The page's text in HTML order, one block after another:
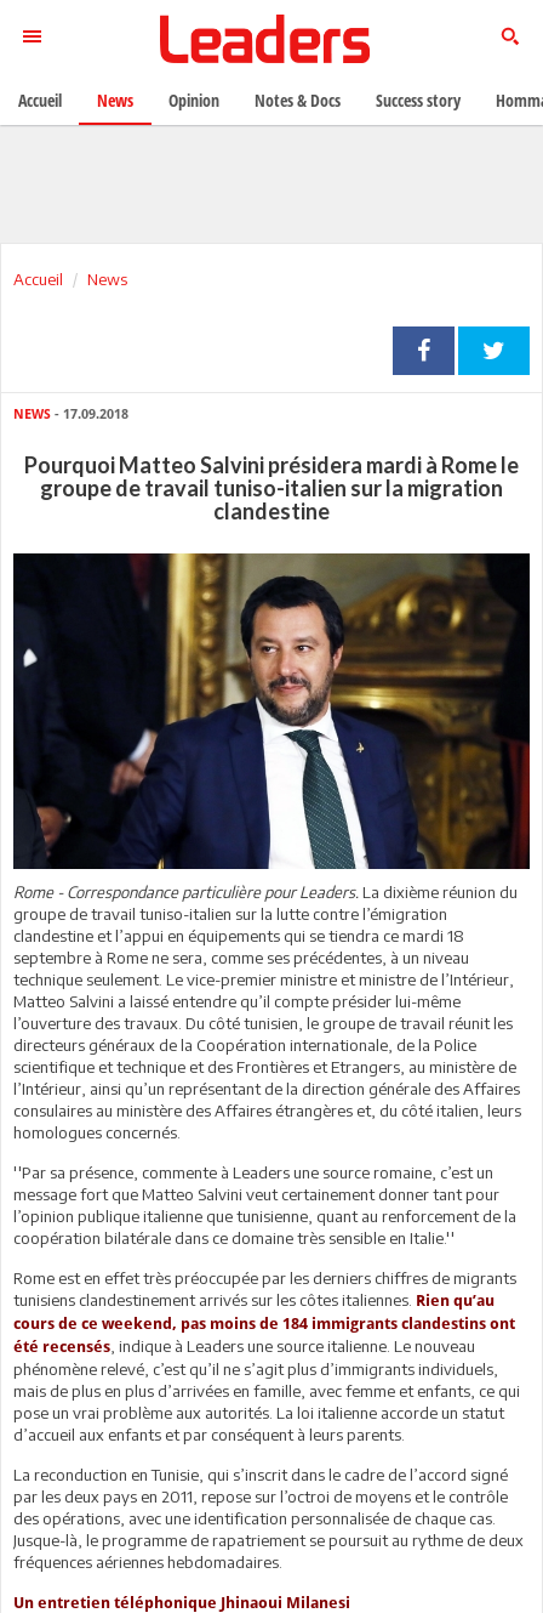
Accueil News
NEWS - 17.09.2018
Pourquoi Matteo Salvini présidera mardi à Rome le
groupe de travail tuniso-italien sur la migration
clandestine
Rome - Correspondance particulière pour Leaders. La dixième réunion du
groupe de travail tuniso-italien sur la lutte contre l’émigration
clandestine et l’appui en équipements qui se tiendra ce mardi 18
septembre à Rome ne sera, comme ses précédentes, à un niveau
technique seulement. Le vice-premier ministre et ministre de l’Intérieur,
Matteo Salvini a laissé entendre qu’il compte présider lui-même
l’ouverture des travaux. Du côté tunisien, le groupe de travail réunit les
directeurs généraux de la Coopération internationale, de la Police
scientifique et technique et des Frontières et Etrangers, au ministère de
l’Intérieur, ainsi qu’un représentant de la direction générale des Affaires
consulaires au ministère des Affaires étrangères et, du côté italien, leurs
homologues concernés.
''Par sa présence, commente à Leaders une source romaine, c’est un
message fort que Matteo Salvini veut certainement donner tant pour
l’opinion publique italienne que tunisienne, quant au renforcement de la
coopération bilatérale dans ce domaine très sensible en Italie.''
Rome est en effet très préoccupée par les derniers chiffres de migrants
tunisiens clandestinement arrivés sur les côtes italiennes. Rien qu’au
cours de ce weekend, pas moins de 184 immigrants clandestins ont
été recensés , indique à Leaders une source italienne. Le nouveau
phénomène relevé, c’est qu’il ne s’agit plus d’immigrants individuels,
mais de plus en plus d’arrivées en famille, avec femme et enfants, ce qui
pose un vrai problème aux autorités. La loi italienne accorde un statut
d’accueil aux enfants et par conséquent à leurs parents.
La reconduction en Tunisie, qui s’inscrit dans le cadre de l’accord signé
par les deux pays en 2011, repose sur l’octroi de moyens et le contrôle
des opérations, avec une identification personnalisée de chaque cas.
Jusque-là, le programme de rapatriement se poursuit au rythme de deux
fréquences aériennes hebdomadaires.
Un entretien téléphonique Jhinaoui Milanesi
Accueil News Opinion Notes & Docs Success story